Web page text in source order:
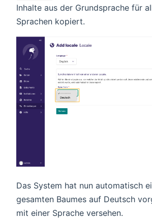
Inhalte aus der Grundsprache für
Sprachen kopiert.
Das System hat nun automatisch
gesamten Baumes auf Deutsch
mit einer Sprache versehen.